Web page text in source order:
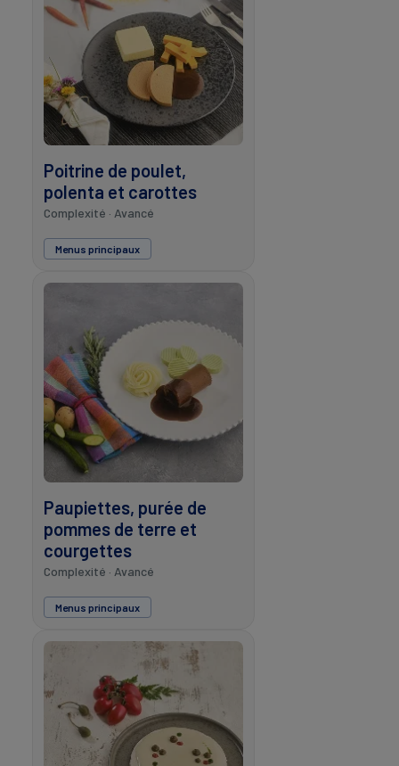
Poitrine de poulet,
polenta et carottes
Complexité · Avancé
Menus principaux
Paupiettes, purée de
pommes de terre et
courgettes
Complexité · Avancé
Menus principaux